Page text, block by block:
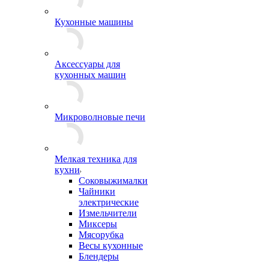
Кухонные машины
Аксессуары для
кухонных машин
Микроволновые печи
Мелкая техника для
кухни
Соковыжималки
Чайники
электрические
Измельчители
Миксеры
Мясорубка
Весы кухонные
Блендеры